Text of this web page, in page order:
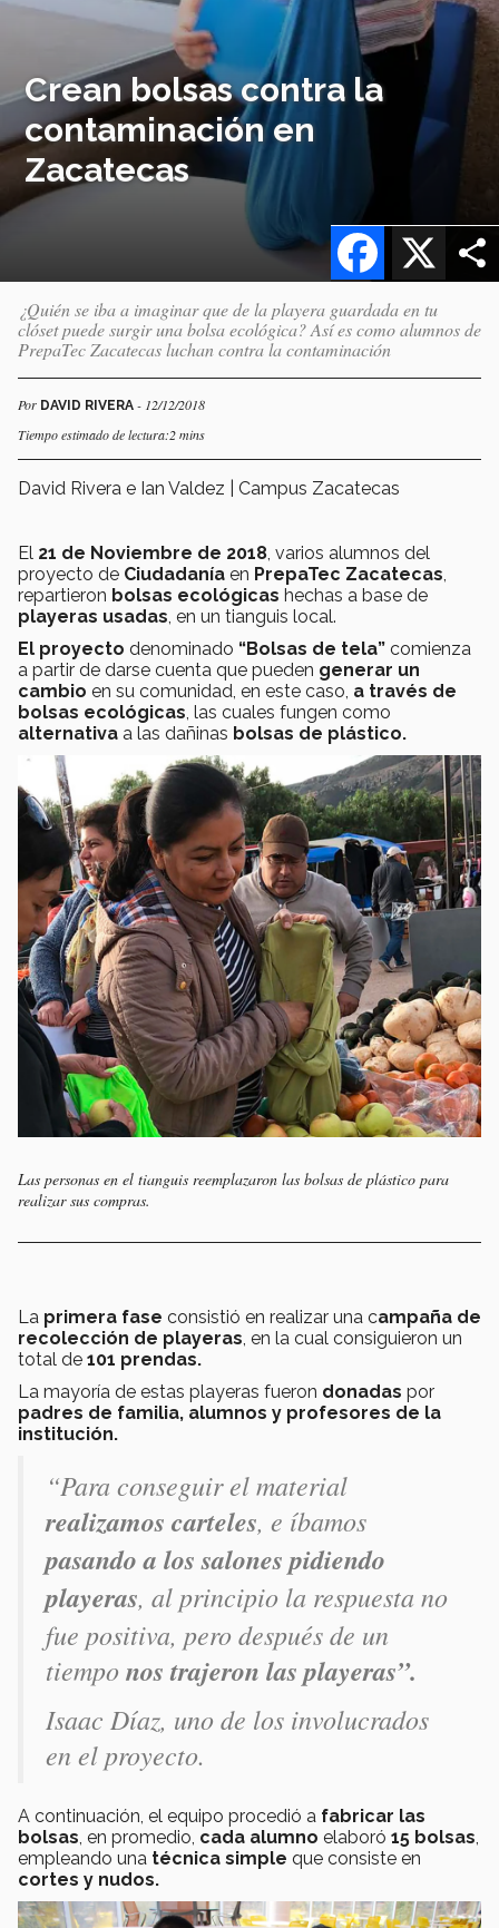
Crean bolsas contra la
contaminación en
Zacatecas
X
Facebook
¿Quién se iba a imaginar que de la playera guardada en tu
clóset puede surgir una bolsa ecológica? Así es como alumnos de
PrepaTec Zacatecas luchan contra la contaminación
Por DAVID RIVERA - 12/12/2018
Tiempo estimado de lectura:2 mins
David Rivera e Ian Valdez | Campus Zacatecas
El 21 de Noviembre de 2018 , varios alumnos del
proyecto de Ciudadanía en PrepaTec Zacatecas
repartieron bolsas ecológicas hechas a base de
playeras usadas , en un tianguis local.
El proyecto denominado “Bolsas de tela” comienza
a partir de darse cuenta que pueden generar un
cambio en su comunidad, en este caso, a través de
bolsas ecológicas , las cuales fungen como
alternativa a las dañinas bolsas de plástico.
Las personas en el tianguis reemplazaron las bolsas de plástico para
realizar sus compras.
La primera fase consistió en realizar una campaña de
recolección de playeras, en la cual consiguieron un
total de 101 prendas.
La mayoría de estas playeras fueron donadas por
padres de familia, alumnos y profesores de la
institución.
“Para conseguir el material
realizamos carteles, e íbamos
pasando a los salones pidiendo
playeras, al principio la respuesta no
fue positiva, pero después de un
tiemponos trajeron las playeras”.
Isaac Díaz, uno de los involucrados
en el proyecto.
A continuación, el equipo procedió a fabricar las
bolsas, en promedio, cada alumno elaboró 15 bolsas,
empleando una técnica simple que consiste en
cortes y nudos.